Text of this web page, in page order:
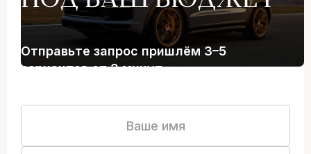
Отправьте запрос пришлём 3–5
вариантов от 3 минут